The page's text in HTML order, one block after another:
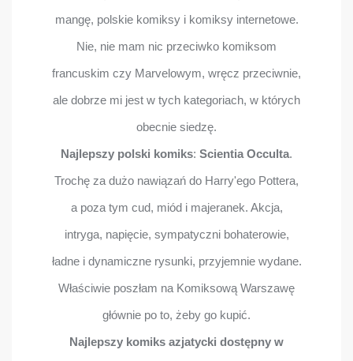
mangę, polskie komiksy i komiksy internetowe.
Nie, nie mam nic przeciwko komiksom
francuskim czy Marvelowym, wręcz przeciwnie,
ale dobrze mi jest w tych kategoriach, w których
obecnie siedzę.
Najlepszy polski komiks: Scientia Occulta.
Trochę za dużo nawiązań do Harry'ego Pottera,
a poza tym cud, miód i majeranek. Akcja,
intryga, napięcie, sympatyczni bohaterowie,
ładne i dynamiczne rysunki, przyjemnie wydane.
Właściwie poszłam na Komiksową Warszawę
głównie po to, żeby go kupić.
Najlepszy komiks azjatycki dostępny w